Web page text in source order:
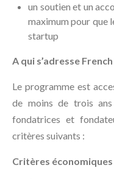
un soutien et un
maximum pour que
startup
A qui s’adresse
Le programme est
de moins de trois ans
fondatrices et
critères suivants :
Critères économiques